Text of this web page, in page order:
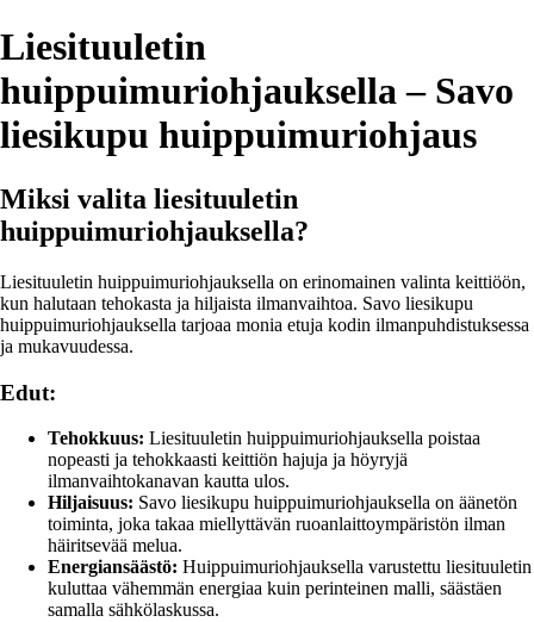
Liesituuletin
huippuimuriohjauksella – Savo
liesikupu huippuimuriohjaus
Miksi valita liesituuletin
huippuimuriohjauksella?
Liesituuletin huippuimuriohjauksella on erinomainen valinta keittiöön,
kun halutaan tehokasta ja hiljaista ilmanvaihtoa. Savo liesikupu
huippuimuriohjauksella tarjoaa monia etuja kodin ilmanpuhdistuksessa
ja mukavuudessa.
Edut:
Tehokkuus: Liesituuletin huippuimuriohjauksella poistaa
nopeasti ja tehokkaasti keittiön hajuja ja höyryjä
ilmanvaihtokanavan kautta ulos.
Hiljaisuus: Savo liesikupu huippuimuriohjauksella on äänetön
toiminta, joka takaa miellyttävän ruoanlaittoympäristön ilman
häiritsevää melua.
Energiansäästö: Huippuimuriohjauksella varustettu liesituuletin
kuluttaa vähemmän energiaa kuin perinteinen malli, säästäen
samalla sähkölaskussa.